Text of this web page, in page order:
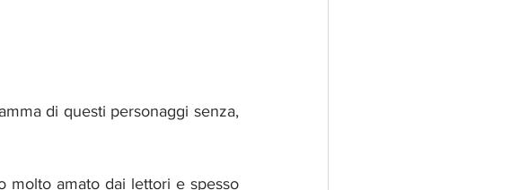
di questi personaggi senza,